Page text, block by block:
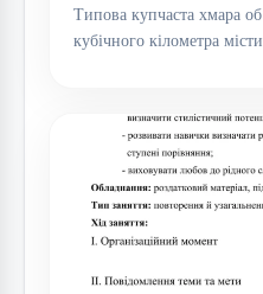
Типова купчаста хмара
кубічного кілометра